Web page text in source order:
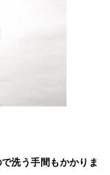
洗う手間もかかりま